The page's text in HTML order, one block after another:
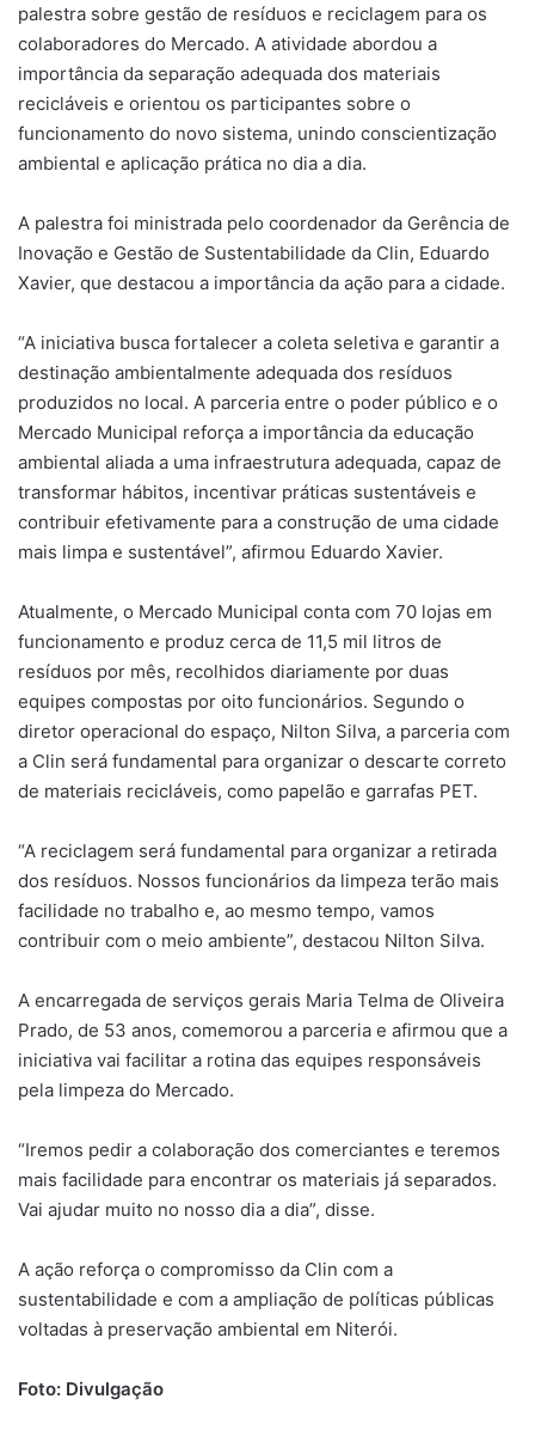
palestra sobre gestão de resíduos e reciclagem para os
colaboradores do Mercado. A atividade abordou a
importância da separação adequada dos materiais
recicláveis e orientou os participantes sobre o
funcionamento do novo sistema, unindo conscientização
ambiental e aplicação prática no dia a dia.
A palestra foi ministrada pelo coordenador da Gerência de
Inovação e Gestão de Sustentabilidade da Clin, Eduardo
Xavier, que destacou a importância da ação para a cidade.
“A iniciativa busca fortalecer a coleta seletiva e garantir a
destinação ambientalmente adequada dos resíduos
produzidos no local. A parceria entre o poder público e o
Mercado Municipal reforça a importância da educação
ambiental aliada a uma infraestrutura adequada, capaz de
transformar hábitos, incentivar práticas sustentáveis e
contribuir efetivamente para a construção de uma cidade
mais limpa e sustentável”, afirmou Eduardo Xavier.
Atualmente, o Mercado Municipal conta com 70 lojas em
funcionamento e produz cerca de 11,5 mil litros de
resíduos por mês, recolhidos diariamente por duas
equipes compostas por oito funcionários. Segundo o
diretor operacional do espaço, Nilton Silva, a parceria com
a Clin será fundamental para organizar o descarte correto
de materiais recicláveis, como papelão e garrafas PET.
“A reciclagem será fundamental para organizar a retirada
dos resíduos. Nossos funcionários da limpeza terão mais
facilidade no trabalho e, ao mesmo tempo, vamos
contribuir com o meio ambiente”, destacou Nilton Silva.
A encarregada de serviços gerais Maria Telma de Oliveira
Prado, de 53 anos, comemorou a parceria e afirmou que a
iniciativa vai facilitar a rotina das equipes responsáveis
pela limpeza do Mercado.
“Iremos pedir a colaboração dos comerciantes e teremos
mais facilidade para encontrar os materiais já separados.
Vai ajudar muito no nosso dia a dia”, disse.
A ação reforça o compromisso da Clin com a
sustentabilidade e com a ampliação de políticas públicas
voltadas à preservação ambiental em Niterói.
Foto: Divulgação